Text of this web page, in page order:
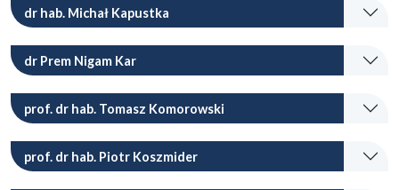
dr hab. Michał Kapustka
dr Prem Nigam Kar
prof. dr hab. Tomasz Komorowski
prof. dr hab. Piotr Koszmider